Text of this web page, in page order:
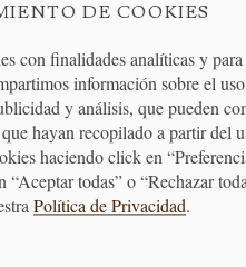
ENTREGA
24/48H
ENVÍO
DE COOKIES
con finalidades analíticas y
información sobre el
y análisis, que pueden
hayan recopilado a partir del
haciendo click en
“Aceptar todas” o “Rechazar
Política de Privacidad.